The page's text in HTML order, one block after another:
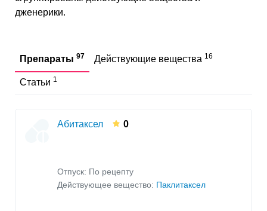
дженерики.
Препараты 97 Действующие вещества 16
Статьи 1
Абитаксел 0
Отпуск: По рецепту
Действующее вещество: Паклитаксел